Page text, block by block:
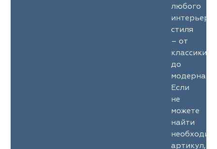
любого
стиля
– от
классики
до
модерна.
Если
не
можете
найти
артикул,